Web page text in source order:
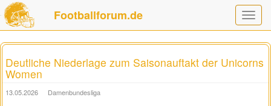
Toggle
Footballforum.de
Deutliche Niederlage zum Saisonauftakt der Unicorns
Women
13.05.2026 Damenbundesliga